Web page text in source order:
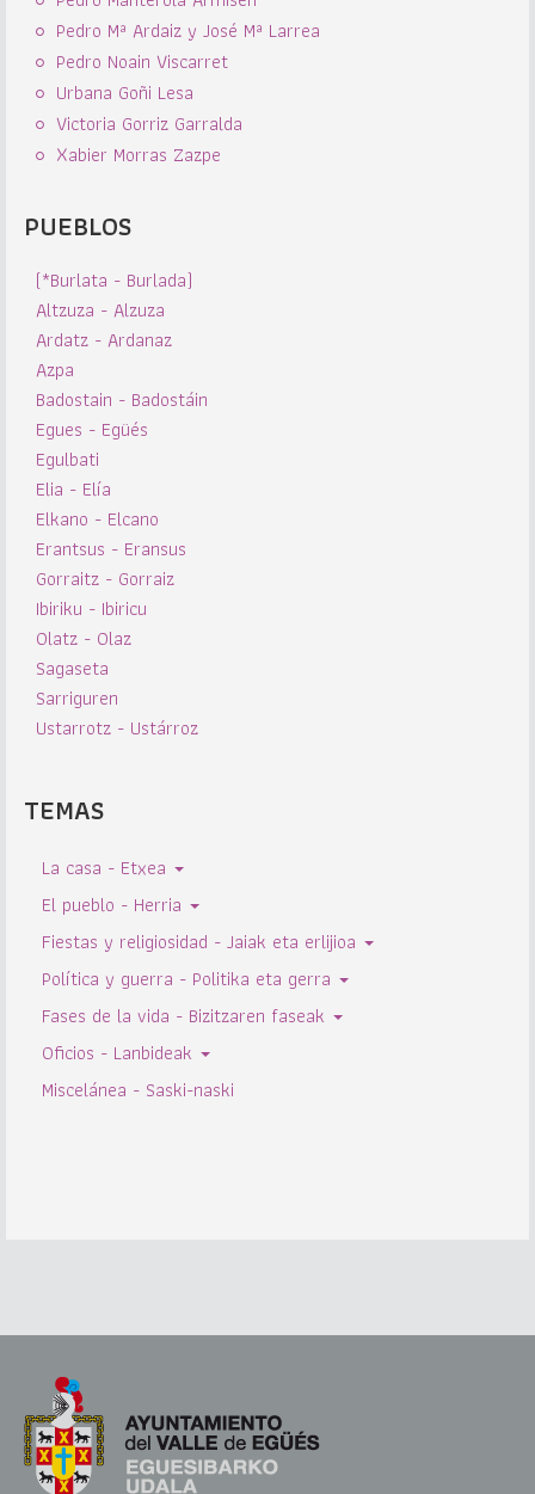
Pedro Mª Ardaiz y José Mª Larrea
Pedro Noain Viscarret
Urbana Goñi Lesa
Victoria Gorriz Garralda
Xabier Morras Zazpe
PUEBLOS
(*Burlata - Burlada)
Altzuza - Alzuza
Ardatz - Ardanaz
Azpa
Badostain - Badostáin
Egues - Egüés
Egulbati
Elia - Elía
Elkano - Elcano
Erantsus - Eransus
Gorraitz - Gorraiz
Ibiriku - Ibiricu
Olatz - Olaz
Sagaseta
Sarriguren
Ustarrotz - Ustárroz
TEMAS
La casa - Etxea
El pueblo - Herria
Fiestas y religiosidad - Jaiak eta erlijioa
Política y guerra - Politika eta gerra
Fases de la vida - Bizitzaren faseak
Oficios - Lanbideak
Miscelánea - Saski-naski